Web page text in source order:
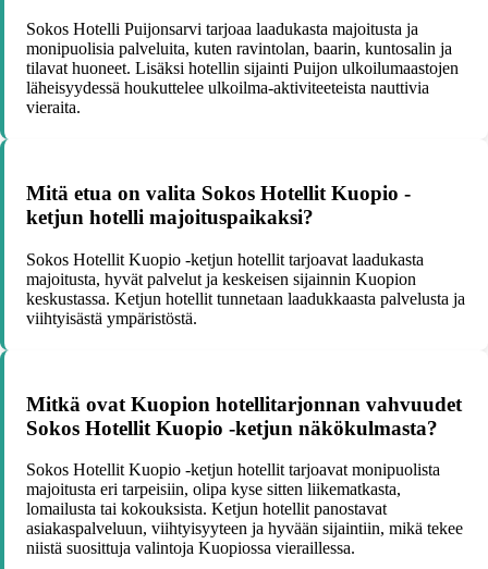
Sokos Hotelli Puijonsarvi tarjoaa laadukasta majoitusta ja
monipuolisia palveluita, kuten ravintolan, baarin, kuntosalin ja
tilavat huoneet. Lisäksi hotellin sijainti Puijon ulkoilumaastojen
läheisyydessä houkuttelee ulkoilma-aktiviteeteista nauttivia
vieraita.
Mitä etua on valita Sokos Hotellit Kuopio -
ketjun hotelli majoituspaikaksi?
Sokos Hotellit Kuopio -ketjun hotellit tarjoavat laadukasta
majoitusta, hyvät palvelut ja keskeisen sijainnin Kuopion
keskustassa. Ketjun hotellit tunnetaan laadukkaasta palvelusta ja
viihtyisästä ympäristöstä.
Mitkä ovat Kuopion hotellitarjonnan vahvuudet
Sokos Hotellit Kuopio -ketjun näkökulmasta?
Sokos Hotellit Kuopio -ketjun hotellit tarjoavat monipuolista
majoitusta eri tarpeisiin, olipa kyse sitten liikematkasta,
lomailusta tai kokouksista. Ketjun hotellit panostavat
asiakaspalveluun, viihtyisyyteen ja hyvään sijaintiin, mikä tekee
niistä suosittuja valintoja Kuopiossa vieraillessa.